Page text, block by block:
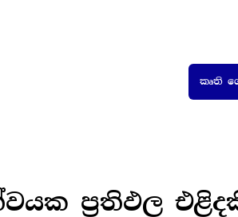
කෘති
ප්‍රතිඵල